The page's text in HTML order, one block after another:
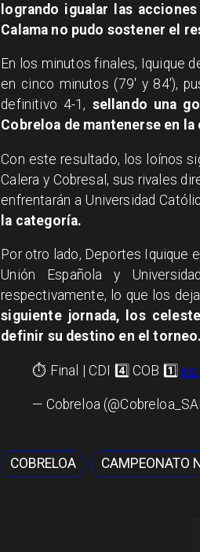
logrando igualar las
Calama no pudo sostener el
En los minutos finales, Iquique
en cinco minutos (79' y 84'),
definitivo 4-1, sellando una
Cobreloa de mantenerse en la
Con este resultado, los loínos
Calera y Cobresal, sus rivales
enfrentarán a Universidad
la categoría.
Por otro lado, Deportes Iquique
Unión Española y
respectivamente, lo que los
siguiente jornada, los
definir su destino en el torneo.
⏱️ Final | CDI 4️⃣ COB 1️⃣
— Cobreloa
COBRELOA CAMPEONATO